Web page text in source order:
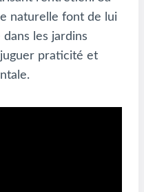
naturelle font de lui
les jardins
praticité et